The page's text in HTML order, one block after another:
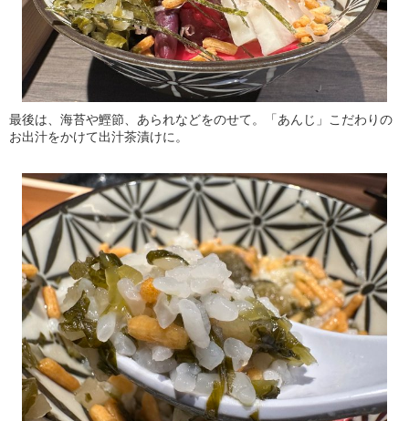
最後は、海苔や鰹節、あられなどをのせて。「あんじ」こだわりの
お出汁をかけて出汁茶漬けに。